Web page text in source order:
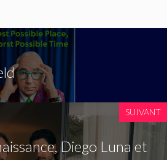
SUIVANT
Diego Luna et